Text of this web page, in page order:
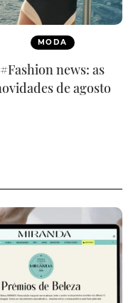
MODA
#Fashion news: as
de agosto